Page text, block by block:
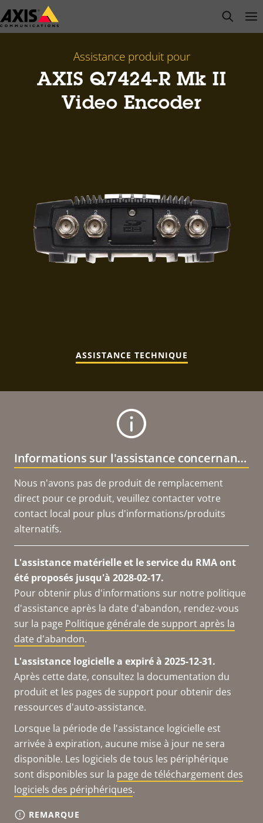
Passer
au
open
Assistance produit pour
AXIS Q7424-R Mk II
Video Encoder
ASSISTANCE TECHNIQUE
Informations sur l'assistance concernant le produit
Nous n'avons pas de produit de remplacement
direct pour ce produit, veuillez contacter votre
contact local pour plus d'informations/produits
alternatifs.
L'assistance matérielle et le service du RMA ont
été proposés jusqu'à 2028-02-17.
Pour obtenir plus d'informations sur notre politique
d'assistance après la date d'abandon, rendez-vous
sur la page Politique générale de support après la
date d'abandon.
L'assistance logicielle a expiré à 2025-12-31.
Après cette date, consultez la documentation du
produit et les pages de support pour obtenir des
ressources d'auto-assistance.
Lorsque la période de l'assistance logicielle est
arrivée à expiration, aucune mise à jour ne sera
disponible. Les logiciels de tous les périphérique
sont disponibles sur la page de téléchargement des
logiciels des périphériques.
REMARQUE